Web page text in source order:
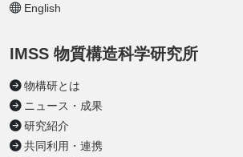
English
IMSS 物質構造科学研究所
物構研とは
ニュース・成果
研究紹介
共同利用・連携